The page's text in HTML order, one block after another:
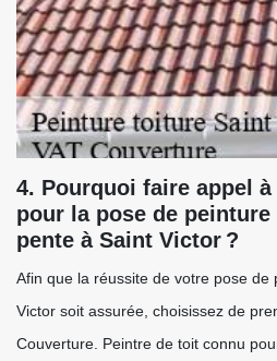
4. Pourquoi faire appel à
pour la pose de
pente à Saint Victor ?
Afin que la réussite de votre pose de
Victor soit assurée, choisissez de
Couverture. Peintre de toit connu